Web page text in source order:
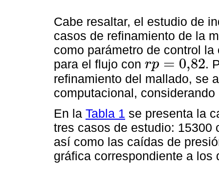
Cabe resaltar, el estudio de
casos de refinamiento de la
como parámetro de control
para el flujo con rp = 0,82
rp =0,82
.
refinamiento del mallado, se
computacional,
En la Tabla 1 se presenta la
tres casos de estudio: 15300
así como las caídas de
gráfica correspondiente a